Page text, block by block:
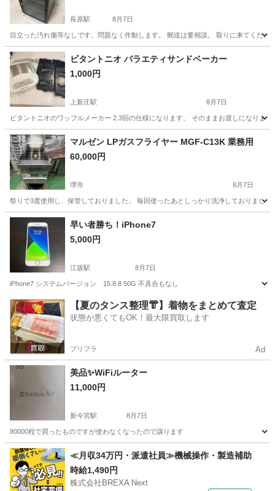
長原駅 8月7日
目立った汚れ傷等なしです。問題なく作動します。 郵送は要相談。 取りに来てくだ
大阪 大阪市 長原駅 カメラ
ビタントニオ バラエティサンドベーカー
1,000円
上新庄駅 8月7日
ビタントニオのワッフルメーカー 2.3回の仕様になります。 そのままお渡しになりま
大阪 大阪市 上新庄駅 キッチン家電
マルゼン LPガスフライヤー MGF-C13K 業務用
60,000円
堺市 8月7日
祭りで3度使用し、保管しておりました。 毎回使ったあとしっかり洗浄しておりまし
大阪 堺市 その他
早い者勝ち！iPhone7
5,000円
江坂駅 8月7日
iPhone7 システムバージョン 15.8.8 50G 不具合もなし
大阪 吹田市 江坂駅 電話、ＦＡＸ
【夏のタンス整理👘】着物をまとめて査定
状態が悪くてもOK！最大限買取します
プリフラ Ad
美品✨️WiFiルーター
11,000円
新今宮駅 8月7日
80000程で買ったものですが使わなくなったので譲ります
大阪 大阪市 新今宮駅 家電
≪月収34万円・派遣社員≫機械操作・製造補助
時給1,490円
株式会社BREXA Next